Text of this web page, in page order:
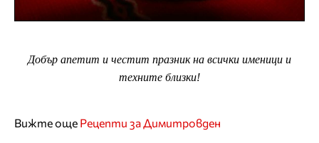
Добър апетит и честит празник на всички именици и
техните близки!
Вижте още Рецепти за Димитровден